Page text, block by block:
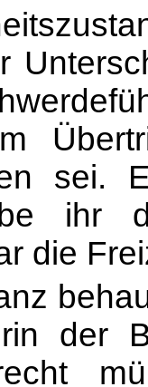
sei.
ihr
die
der